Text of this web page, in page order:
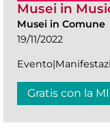
Musei in
Musei in Comune
19/11/2022
Gratis con la